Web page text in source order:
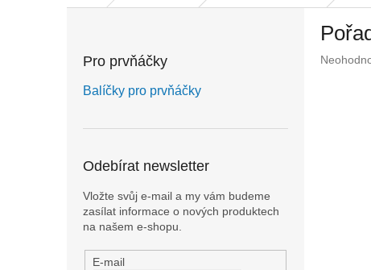
Pro prvňáčky
Balíčky pro prvňáčky
Odebírat newsletter
Vložte svůj e-mail a my vám budeme
zasílat informace o nových produktech
na našem e-shopu.
E-mail
Průměrné